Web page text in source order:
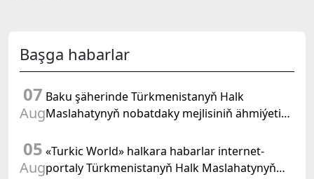
Başga habarlar
07
Aug
Baku şäherinde Türkmenistanyň Halk
Maslahatynyň nobatdaky mejlisiniň ähmiýetine
Kararnamasyna bagyşlanan maslahat geçirildi
05
Aug
«Turkic World» halkara habarlar internet-
portaly Türkmenistanyň Halk Maslahatynyň